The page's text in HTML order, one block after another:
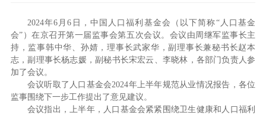
2024年6月6日，中国人口福利基金会（以下简称“人口基金
会”）在京召开第一届监事会第五次会议。会议由周继军监事长主
持，监事韩中华、孙婧，理事长武家华，副理事长兼秘书长赵本
志，副理事长杨志媛，副秘书长宋宏云、李晓林，各部门负责人参
加了会议。
会议听取了人口基金会2024年上半年规范从业情况报告，各位
监事围绕下一步工作提出了意见建议。
会议指出，上半年，人口基金会紧紧围绕卫生健康和人口福利